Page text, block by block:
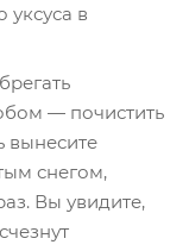
уксуса в
— почистить
вынесите
снегом,
Вы увидите,